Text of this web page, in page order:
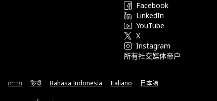
Facebook
LinkedIn
YouTube
X
Instagram
所有社交媒体帝户
עברית हिन्दी Bahasa Indonesia Italiano 日本語